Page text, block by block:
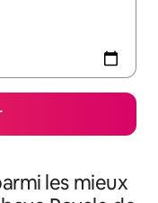
les mieux